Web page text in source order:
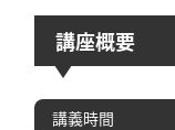
講座概要
講義時間